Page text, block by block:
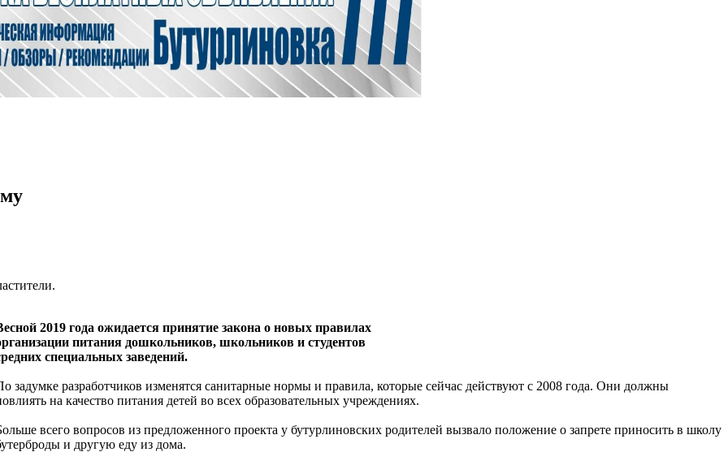
2019 года ожидается принятие закона о новых правилах
питания дошкольников, школьников и студентов
специальных заведений.
задумке разработчиков изменятся санитарные нормы и правила, которые сейчас действуют с 2008 года. Они должны
на качество питания детей во всех образовательных учреждениях.
всего вопросов из предложенного проекта у бутурлиновских родителей вызвало положение о запрете приносить в школу
и другую еду из дома.